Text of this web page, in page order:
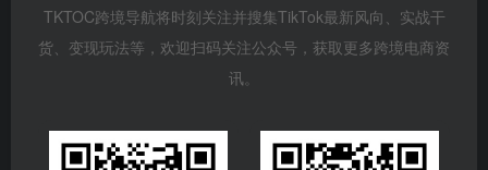
TKTOC跨境导航将时刻关注并搜集TikTok最新风向、实战干
货、变现玩法等，欢迎扫码关注公众号，获取更多跨境电商资
讯。